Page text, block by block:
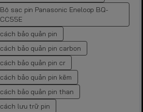
Bộ sạc pin Panasonic Eneloop BQ-
CC55E
cách bảo quản pin
cách bảo quản pin carbon
cách bảo quản pin cr
cách bảo quản pin kẽm
cách bảo quản pin than
cách lưu trữ pin